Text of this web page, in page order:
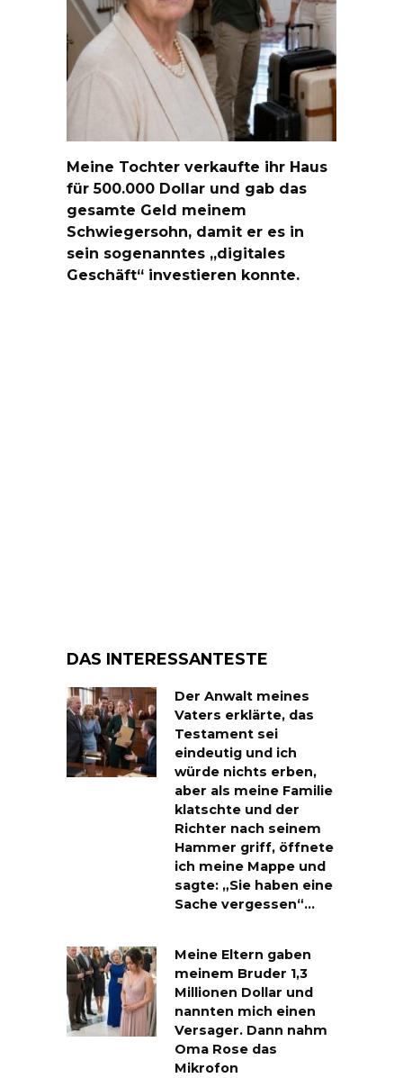
Meine Tochter verkaufte ihr Haus
für 500.000 Dollar und gab das
gesamte Geld meinem
Schwiegersohn, damit er es in
sein sogenanntes „digitales
Geschäft“ investieren konnte.
DAS INTERESSANTESTE
Der Anwalt meines
Vaters erklärte, das
Testament sei
eindeutig und ich
würde nichts erben,
aber als meine Familie
klatschte und der
Richter nach seinem
Hammer griff, öffnete
ich meine Mappe und
sagte: „Sie haben eine
Sache vergessen“…
Meine Eltern gaben
meinem Bruder 1,3
Millionen Dollar und
nannten mich einen
Versager. Dann nahm
Oma Rose das
Mikrofon